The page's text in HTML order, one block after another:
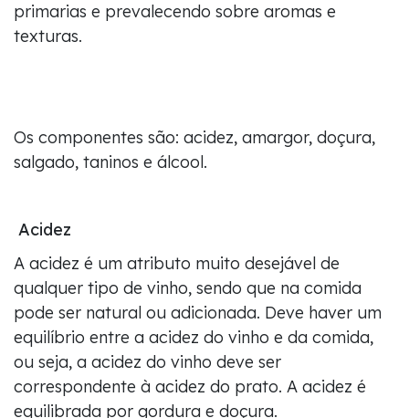
primarias e prevalecendo sobre aromas e
texturas.
Os componentes são: acidez, amargor, doçura,
salgado, taninos e álcool.
Acidez
A acidez é um atributo muito desejável de
qualquer tipo de vinho, sendo que na comida
pode ser natural ou adicionada. Deve haver um
equilíbrio entre a acidez do vinho e da comida,
ou seja, a acidez do vinho deve ser
correspondente à acidez do prato. A acidez é
equilibrada por gordura e doçura.